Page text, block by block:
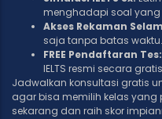
menghadapi soal yang
Akses Rekaman
saja tanpa batas waktu.
FREE Pendaftaran Tes:
IELTS resmi secara
Jadwalkan konsultasi gratis
agar bisa memilih kelas yang
sekarang dan raih skor